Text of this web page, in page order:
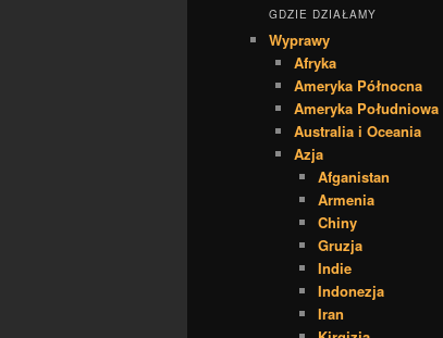
GDZIE DZIAŁAMY
Wyprawy
Afryka
Ameryka Północna
Ameryka Południowa
Australia i Oceania
Azja
Afganistan
Armenia
Chiny
Gruzja
Indie
Indonezja
Iran